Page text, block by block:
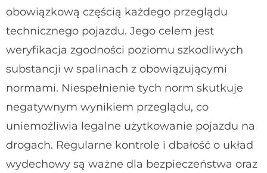
obowiązkową częścią każdego przeglądu
technicznego pojazdu. Jego celem jest
weryfikacja zgodności poziomu szkodliwych
substancji w spalinach z obowiązującymi
normami. Niespełnienie tych norm skutkuje
negatywnym wynikiem przeglądu, co
uniemożliwia legalne użytkowanie pojazdu na
drogach. Regularne kontrole i dbałość o układ
wydechowy są ważne dla bezpieczeństwa oraz